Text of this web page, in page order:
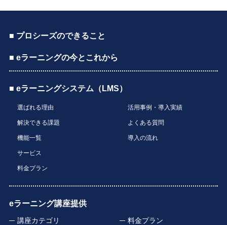
■ プロシーズのできること
■ eラーニングの今とこれから
■ eラーニングシステム（LMS）
選ばれる理由
解決できる課題
機能一覧
サービス
料金プラン
活用事例・導入実績
よくある質問
導入の流れ
eラーニング講座提供
講座カテゴリ 料金プラン